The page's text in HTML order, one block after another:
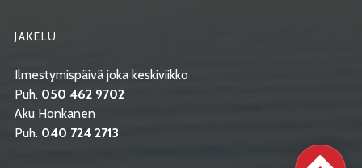
JAKELU
Ilmestymispäivä joka keskiviikko
Puh. 050 462 9702
Aku Honkanen
Puh. 040 724 2713